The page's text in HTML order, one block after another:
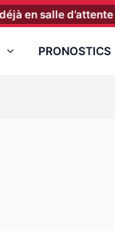
! [08:00]
PRONOSTICS